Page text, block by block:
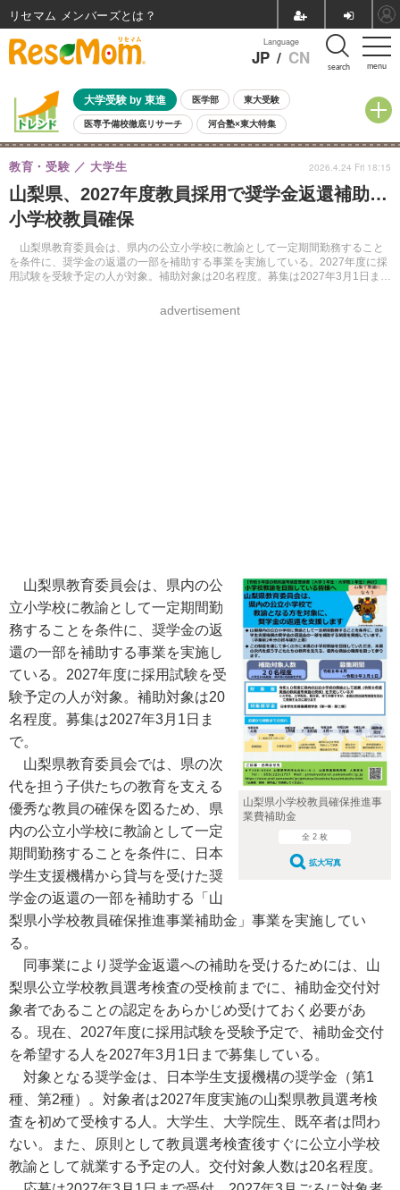
menu
Language
JP / CN search
大学受験 by 東進 医学部 東大受験
医専予備校徹底リサーチ 河合塾×東大特集
親子で考える大学選び 高校受験 中学受験 小学校受験
共通テスト 夏休み
8月開催イベント・WS 全国公立高校 過去問 人気記事
自由研究教材（小学生向け）
山梨県、2027年度教員採用で奨学金返還補助…
小学校教員確保
山梨県教育委員会は、県内の公立小学校に教諭として一定期間勤務すること
を条件に、奨学金の返還の一部を補助する事業を実施している。2027年度に採
用試験を受験予定の人が対象。補助対象は20名程度。募集は2027年3月1日ま
教育・受験 大学生
advertisement
2026.4.24 Fri 18:15
山梨県小学校教員確保推進事
業費補助金
全 2 枚
拡大写真
山梨県教育委員会は、県内の公
立小学校に教諭として一定期間勤
務することを条件に、奨学金の返
還の一部を補助する事業を実施し
ている。2027年度に採用試験を受
験予定の人が対象。補助対象は20
名程度。募集は2027年3月1日ま
で。
山梨県教育委員会では、県の次
代を担う子供たちの教育を支える
優秀な教員の確保を図るため、県
内の公立小学校に教諭として一定
期間勤務することを条件に、日本
学生支援機構から貸与を受けた奨
学金の返還の一部を補助する「山
梨県小学校教員確保推進事業補助金」事業を実施してい
る。
同事業により奨学金返還への補助を受けるためには、山
梨県公立学校教員選考検査の受検前までに、補助金交付対
象者であることの認定をあらかじめ受けておく必要があ
る。現在、2027年度に採用試験を受験予定で、補助金交付
を希望する人を2027年3月1日まで募集している。
対象となる奨学金は、日本学生支援機構の奨学金（第1
種、第2種）。対象者は2027年度実施の山梨県教員選考検
査を初めて受検する人。大学生、大学院生、既卒者は問わ
ない。また、原則として教員選考検査後すぐに公立小学校
教諭として就業する予定の人。交付対象人数は20名程度。
リセマム メンバーズ